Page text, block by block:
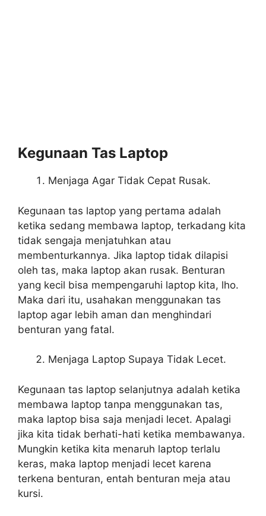
Kegunaan Tas Laptop
Menjaga Agar Tidak Cepat Rusak.
Kegunaan tas laptop yang pertama adalah
ketika sedang membawa laptop, terkadang kita
tidak sengaja menjatuhkan atau
membenturkannya. Jika laptop tidak dilapisi
oleh tas, maka laptop akan rusak. Benturan
yang kecil bisa mempengaruhi laptop kita, lho.
Maka dari itu, usahakan menggunakan tas
laptop agar lebih aman dan menghindari
benturan yang fatal.
Menjaga Laptop Supaya Tidak Lecet.
Kegunaan tas laptop selanjutnya adalah ketika
membawa laptop tanpa menggunakan tas,
maka laptop bisa saja menjadi lecet. Apalagi
jika kita tidak berhati-hati ketika membawanya.
Mungkin ketika kita menaruh laptop terlalu
keras, maka laptop menjadi lecet karena
terkena benturan, entah benturan meja atau
kursi.